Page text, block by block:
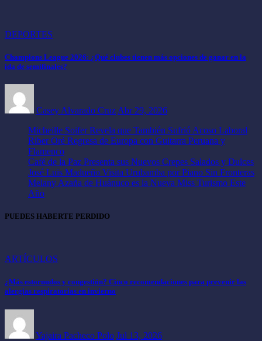
DEPORTES
Champions League 2026: ¿Qué clubes tienen más opciones de ganar en la
ida de semifinales?
Casey Alvarado Cruz Abr 29, 2026
Micheille Soifer Revela que También Sufrió Acoso Laboral
Riber Oré Regresa de Europa con Guitarra Peruana y
Flamenco
Café de la Paz Presenta sus Nuevos Crepes Salados y Dulces
José Luis Madueño Visita Urubamba por Piano Sin Fronteras
Melany Azaña de Huánuco es la Nueva Miss Turismo Este
Año
PUEDES HABERTE PERDIDO
ARTÍCULOS
¿Más estornudos y congestión? Cinco recomendaciones para prevenir las
alergias respiratorias en invierno
Yajaira Pacheco Polo Jul 13, 2026